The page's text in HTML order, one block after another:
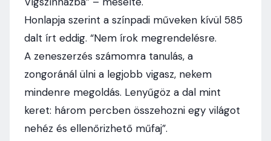
Honlapja szerint a színpadi műveken kívül 585
dalt írt eddig. “Nem írok megrendelésre.
A zeneszerzés számomra tanulás, a
zongoránál ülni a legjobb vigasz, nekem
mindenre megoldás. Lenyűgöz a dal mint
keret: három percben összehozni egy világot
nehéz és ellenőrizhető műfaj”.